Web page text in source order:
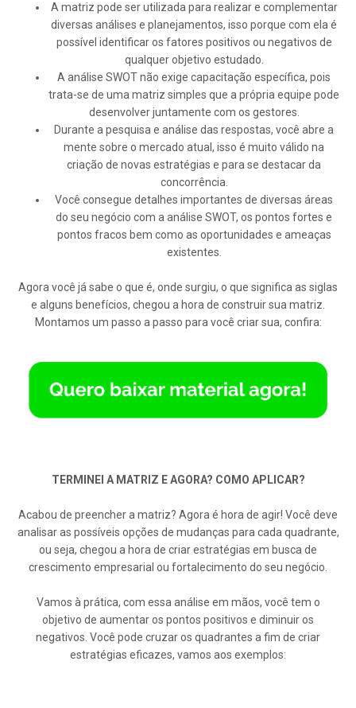
A matriz pode ser utilizada para realizar e complementar
diversas análises e planejamentos, isso porque com ela é
possível identificar os fatores positivos ou negativos de
qualquer objetivo estudado.
A análise SWOT não exige capacitação específica, pois
trata-se de uma matriz simples que a própria equipe pode
desenvolver juntamente com os gestores.
Durante a pesquisa e análise das respostas, você abre a
mente sobre o mercado atual, isso é muito válido na
criação de novas estratégias e para se destacar da
concorrência.
Você consegue detalhes importantes de diversas áreas
do seu negócio com a análise SWOT, os pontos fortes e
pontos fracos bem como as oportunidades e ameaças
existentes.
Agora você já sabe o que é, onde surgiu, o que significa as siglas
e alguns benefícios, chegou a hora de construir sua matriz.
Montamos um passo a passo para você criar sua, confira:
TERMINEI A MATRIZ E AGORA? COMO APLICAR?
Acabou de preencher a matriz? Agora é hora de agir! Você deve
analisar as possíveis opções de mudanças para cada quadrante,
ou seja, chegou a hora de criar estratégias em busca de
crescimento empresarial ou fortalecimento do seu negócio.
Vamos à prática, com essa análise em mãos, você tem o
objetivo de aumentar os pontos positivos e diminuir os
negativos. Você pode cruzar os quadrantes a fim de criar
estratégias eficazes, vamos aos exemplos: